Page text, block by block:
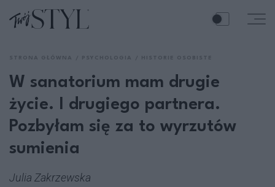
W sanatorium mam drugie
życie. I drugiego partnera.
Pozbyłam się za to wyrzutów
sumienia
Julia Zakrzewska